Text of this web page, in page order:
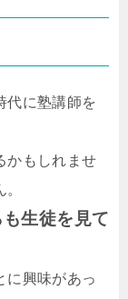
代に塾講師を
かもしれませ
生徒を見て
に興味があっ